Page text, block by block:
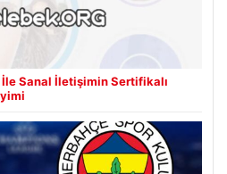
Sanal İletişimin Sertifikalı